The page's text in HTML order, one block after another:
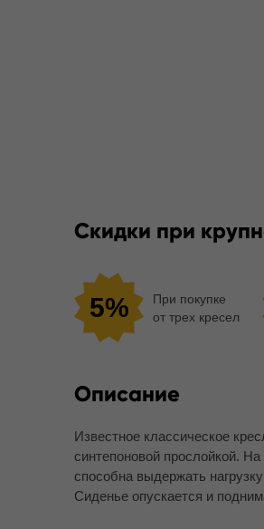
Скидки при
5%
При покупке
от трех кресел
Описание
Известное классическое
синтепоновой прослойкой.
способна выдержать
Сиденье опускается и